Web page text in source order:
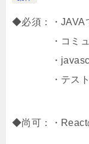
◆必須：・JAVA
・コミュニ
・javascript
・テスト仕
◆尚可：・React